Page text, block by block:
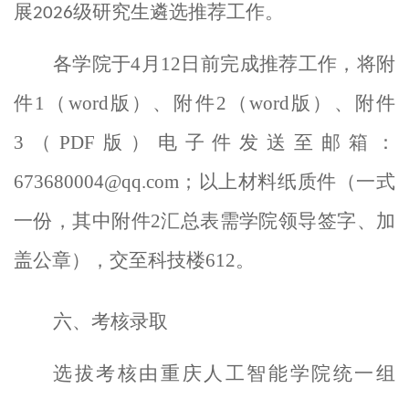
展2026级研究生遴选推荐工作。
各学院于4月 12 日前完成推荐工作，将附
件1 （ word版）、附件2 （word版）、附件
3 （ PDF 版）电子件发送至邮箱：
673680004@qq.com ；以上材料纸质件（一式
一份，其中附件2汇总表需学院领导签字、加
盖公章），交至科技楼612。
六、 考核录取
选拔考核由 重庆人工智能学院统一组